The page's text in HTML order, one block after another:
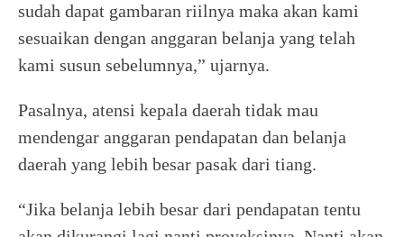
sudah dapat gambaran riilnya maka akan kami
sesuaikan dengan anggaran belanja yang telah
kami susun sebelumnya,” ujarnya.
Pasalnya, atensi kepala daerah tidak mau
mendengar anggaran pendapatan dan belanja
daerah yang lebih besar pasak dari tiang.
“Jika belanja lebih besar dari pendapatan tentu